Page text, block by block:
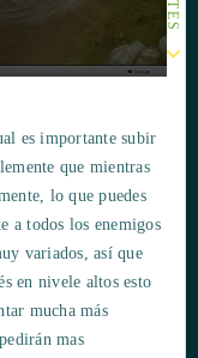
es importante subir
que mientras
lo que puedes
a todos los enemigos
variados, así que
en nivele altos esto
mucha más
mas